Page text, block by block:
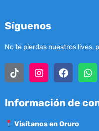
Síguenos
No te pierdas nuestros lives,
Información de
Visítanos en Oruro